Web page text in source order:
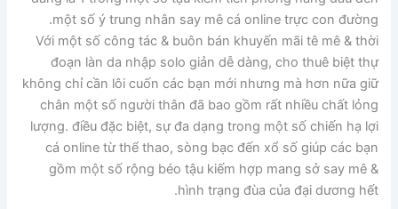
một số ý trung nhân say mê cá online trực con đường.
Với một số công tác & buôn bán khuyến mãi tê mê & thời
đoạn làn da nhập solo giản dễ dàng, cho thuê biệt thự
không chỉ cần lôi cuốn các bạn mới nhưng mà hơn nữa giữ
chân một số người thân đã bao gồm rất nhiều chất lỏng
lượng. điều đặc biệt, sự đa dạng trong một số chiến hạ lợi
cá online từ thể thao, sòng bạc đến xổ số giúp các bạn
gồm một số rộng béo tậu kiếm hợp mang sở say mê &
hình trạng đùa của đại dương hết.